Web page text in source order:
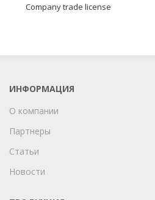
Company trade license
ИНФОРМАЦИЯ
О компании
Партнеры
Статьи
Новости